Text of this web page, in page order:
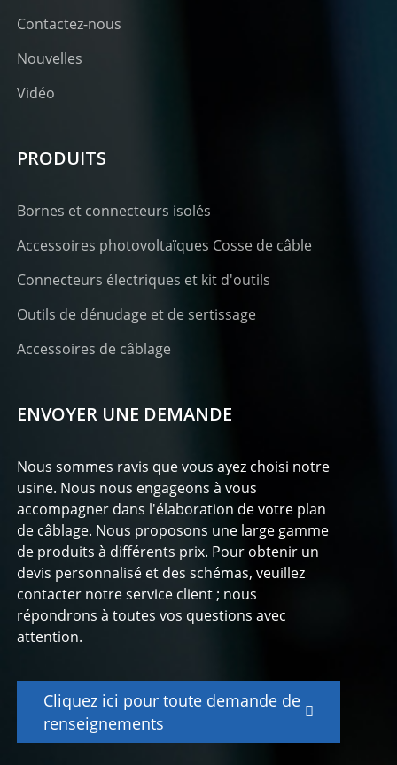
Contactez-nous
Nouvelles
Vidéo
PRODUITS
Bornes et connecteurs isolés
Accessoires photovoltaïques Cosse de câble
Connecteurs électriques et kit d'outils
Outils de dénudage et de sertissage
Accessoires de câblage
ENVOYER UNE DEMANDE
Nous sommes ravis que vous ayez choisi notre
usine. Nous nous engageons à vous
accompagner dans l'élaboration de votre plan
de câblage. Nous proposons une large gamme
de produits à différents prix. Pour obtenir un
devis personnalisé et des schémas, veuillez
contacter notre service client ; nous
répondrons à toutes vos questions avec
attention.
Cliquez ici pour toute demande de
renseignements